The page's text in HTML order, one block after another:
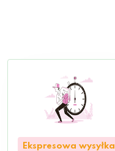
Ekspresowa wysyłka